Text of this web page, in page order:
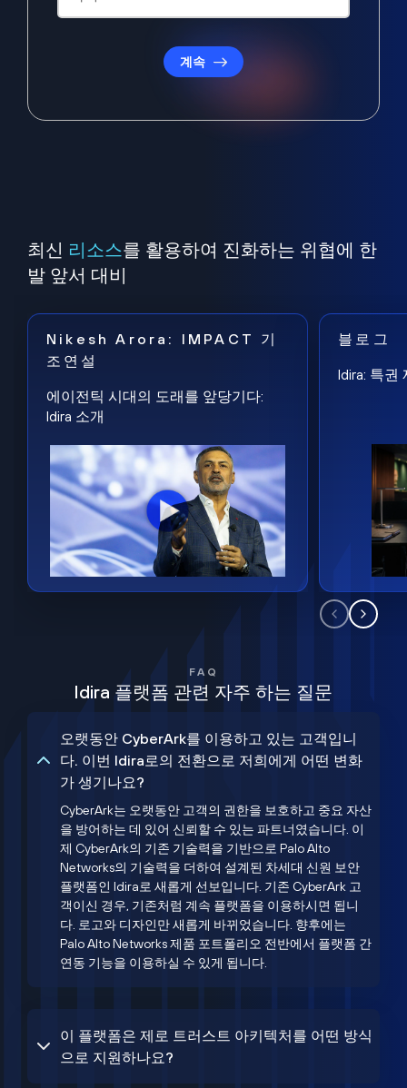
계속
최신 리소스를 활용하여 진화하는 위협에 한
발 앞서 대비
Nikesh Arora: IMPACT 기
조연설
에이전틱 시대의 도래를 앞당기다:
Idira 소개
블로그
Idira: 특권
FAQ
Idira 플랫폼 관련 자주 하는 질문
오랫동안 CyberArk를 이용하고 있는 고객입니
다. 이번 Idira로의 전환으로 저희에게 어떤 변화
가 생기나요?
CyberArk는 오랫동안 고객의 권한을 보호하고 중요 자산
을 방어하는 데 있어 신뢰할 수 있는 파트너였습니다. 이
제 CyberArk의 기존 기술력을 기반으로 Palo Alto
Networks의 기술력을 더하여 설계된 차세대 신원 보안
플랫폼인 Idira로 새롭게 선보입니다. 기존 CyberArk 고
객이신 경우, 기존처럼 계속 플랫폼을 이용하시면 됩니
다. 로고와 디자인만 새롭게 바뀌었습니다. 향후에는
Palo Alto Networks 제품 포트폴리오 전반에서 플랫폼 간
연동 기능을 이용하실 수 있게 됩니다.
이 플랫폼은 제로 트러스트 아키텍처를 어떤 방식
으로 지원하나요?